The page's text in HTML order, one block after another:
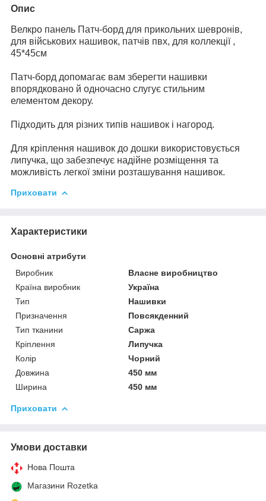
Опис
Велкро панель Патч-борд для прикольних шевронів,
для військових нашивок, патчів пвх, для коллекції ,
45*45см
Патч-борд допомагає вам зберегти нашивки
впорядковано й одночасно слугує стильним
елементом декору.
Підходить для різних типів нашивок і нагород.
Для кріплення нашивок до дошки використовується
липучка, що забезпечує надійне розміщення та
можливість легкої зміни розташування нашивок.
Приховати
Характеристики
Основні атрибути
Виробник
Власне виробництво
Країна виробник
Україна
Тип
Нашивки
Призначення
Повсякденний
Тип тканини
Саржа
Кріплення
Липучка
Колір
Чорний
Довжина
450 мм
Ширина
450 мм
Приховати
Умови доставки
Нова Пошта
Магазини Rozetka